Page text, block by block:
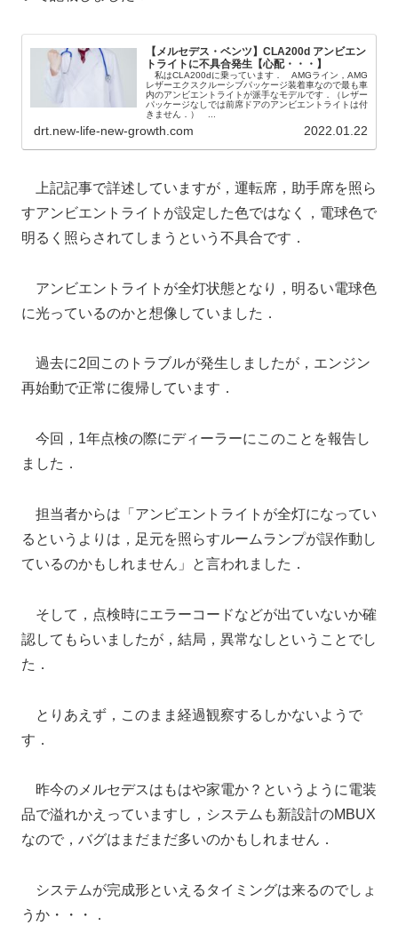
【メルセデス・ベンツ】CLA200d アンビエン
トライトに不具合発生【心配・・・】
私はCLA200dに乗っています． AMGライン，AMG
レザーエクスクルーシブパッケージ装着車なので最も車
内のアンビエントライトが派手なモデルです．（レザー
パッケージなしでは前席ドアのアンビエントライトは付
きません．） ...
drt.new-life-new-growth.com 2022.01.22
上記記事で詳述していますが，運転席，助手席を照ら
すアンビエントライトが設定した色ではなく，電球色で
明るく照らされてしまうという不具合です．
アンビエントライトが全灯状態となり，明るい電球色
に光っているのかと想像していました．
過去に2回このトラブルが発生しましたが，エンジン
再始動で正常に復帰しています．
今回，1年点検の際にディーラーにこのことを報告し
ました．
担当者からは「アンビエントライトが全灯になってい
るというよりは，足元を照らすルームランプが誤作動し
ているのかもしれません」と言われました．
そして，点検時にエラーコードなどが出ていないか確
認してもらいましたが，結局，異常なしということでし
た．
とりあえず，このまま経過観察するしかないようで
す．
昨今のメルセデスはもはや家電か？というように電装
品で溢れかえっていますし，システムも新設計のMBUX
なので，バグはまだまだ多いのかもしれません．
システムが完成形といえるタイミングは来るのでしょ
うか・・・．